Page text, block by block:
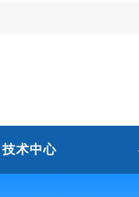
技术中心